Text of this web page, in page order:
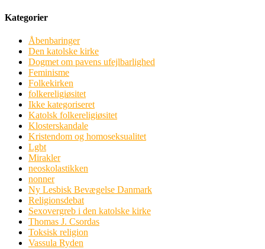
Kategorier
Åbenbaringer
Den katolske kirke
Dogmet om pavens ufejlbarlighed
Feminisme
Folkekirken
folkereligiøsitet
Ikke kategoriseret
Katolsk folkereligiøsitet
Klosterskandale
Kristendom og homoseksualitet
Lgbt
Mirakler
neoskolastikken
nonner
Ny Lesbisk Bevægelse Danmark
Religionsdebat
Sexovergreb i den katolske kirke
Thomas J. Csordas
Toksisk religion
Vassula Ryden